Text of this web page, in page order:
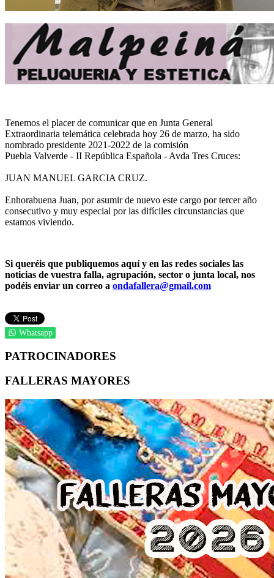
Tenemos el placer de comunicar que en Junta General
Extraordinaria telemática celebrada hoy 26 de marzo, ha sido
nombrado presidente 2021-2022 de la comisión
Puebla Valverde - II República Española - Avda Tres Cruces:
JUAN MANUEL GARCIA CRUZ.
Enhorabuena Juan, por asumir de nuevo este cargo por tercer año
consecutivo y muy especial por las difíciles circunstancias que
estamos viviendo.
Si queréis que publiquemos aquí y en las redes sociales las
noticias de vuestra falla, agrupación, sector o junta local, nos
podéis enviar un correo a ondafallera@gmail.com
Whatsapp
PATROCINADORES
FALLERAS MAYORES